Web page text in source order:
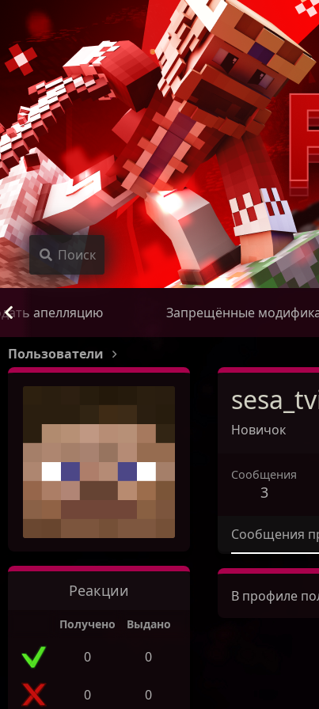
Поиск
апелляцию Запрещённые
Пользователи
Реакции
Получено Выдано
0 0
0 0
Новичок
Сообщения
3
Сообщения
В профиле